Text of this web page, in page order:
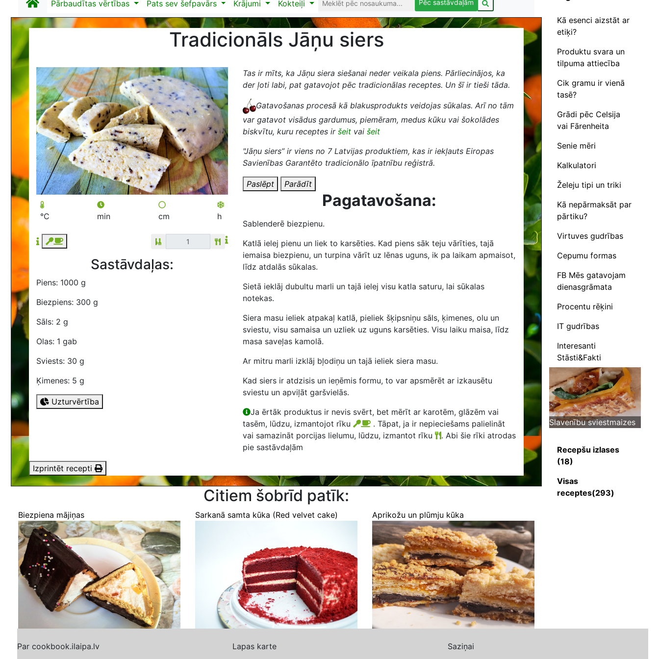
Pārbaudītas vērtības Pats sev šefpavārs Krājumi Kokteiļi Pēc sastāvdaļām
Tradicionāls Jāņu siers
°C min cm h
Sastāvdaļas:
Piens: 1000 g
Biezpiens: 300 g
Sāls: 2 g
Olas: 1 gab
Sviests: 30 g
Ķimenes: 5 g
Uzturvērtība
Tas ir mīts, ka Jāņu siera siešanai neder veikala piens. Pārliecinājos, ka
der ļoti labi, pat gatavojot pēc tradicionālas receptes. Un šī ir tieši tāda.
Gatavošanas procesā kā blakusprodukts veidojas sūkalas. Arī no tām
var gatavot visādus gardumus, piemēram, medus kūku vai šokolādes
biskvītu, kuru receptes ir šeitvai šeit
"Jāņu siers” ir viens no 7 Latvijas produktiem, kas ir iekļauts Eiropas
Savienības Garantēto tradicionālo īpatnību reģistrā.
Paslēpt Parādīt
Pagatavošana:
Sablenderē biezpienu.
Katlā ielej pienu un liek to karsēties. Kad piens sāk teju vārīties, tajā
iemaisa biezpienu, un turpina vārīt uz lēnas uguns, ik pa laikam apmaisot,
līdz atdalās sūkalas.
Sietā ieklāj dubultu marli un tajā ielej visu katla saturu, lai sūkalas
notekas.
Siera masu ieliek atpakaļ katlā, pieliek šķipsniņu sāls, ķimenes, olu un
sviestu, visu samaisa un uzliek uz uguns karsēties. Visu laiku maisa, līdz
masa saveļas kamolā.
Ar mitru marli izklāj bļodiņu un tajā ieliek siera masu.
Kad siers ir atdzisis un ieņēmis formu, to var apsmērēt ar izkausētu
sviestu un apviļāt garšvielās.
Ja ērtāk produktus ir nevis svērt, bet mērīt ar karotēm, glāzēm vai
tasēm, lūdzu, izmantojot rīku
. Tāpat, ja ir nepieciešams palielināt
vai samazināt porcijas lielumu, lūdzu, izmantot rīku
. Abi šie rīki atrodas
pie sastāvdaļām
Izprintēt recepti
Citiem šobrīd patīk:
Biezpiena mājiņas Sarkanā samta kūka (Red velvet cake) Aprikožu un plūmju kūka
Kā esenci aizstāt ar
etiķi?
Produktu svara un
tilpuma attiecība
Cik gramu ir vienā
tasē?
Grādi pēc Celsija
vai Fārenheita
Senie mēri
Kalkulatori
Želeju tipi un triki
Kā nepārmaksāt par
pārtiku?
Virtuves gudrības
Cepumu formas
FB Mēs gatavojam
dienasgrāmata
Procentu rēķini
IT gudrības
Interesanti
Stāsti&Fakti
Slavenību sviestmaizes
Recepšu izlases
(18)
Visas
receptes(293)
Par cookbook.ilaipa.lv Lapas karte Saziņai